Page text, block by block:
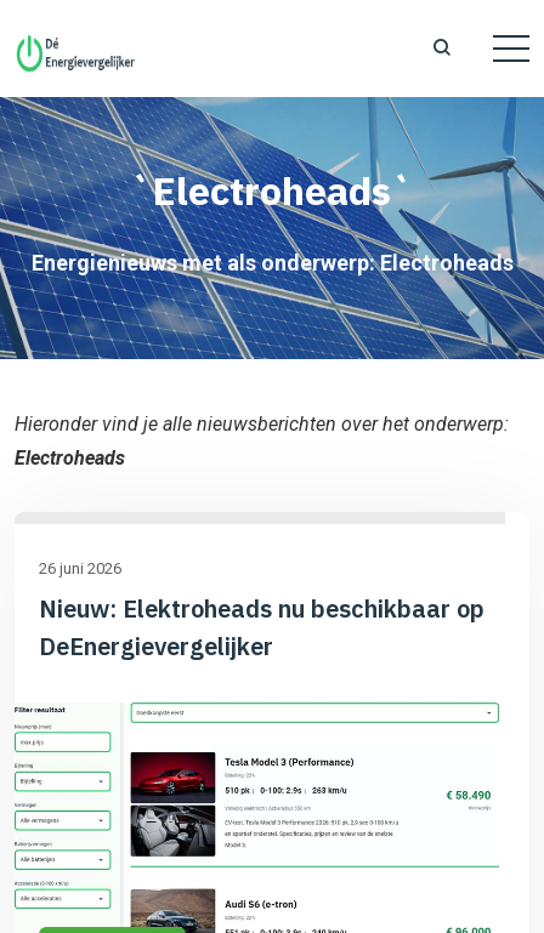
`Electroheads`
Energienieuws met als onderwerp: Electroheads
Hieronder vind je alle nieuwsberichten over het onderwerp:
Electroheads
26 juni 2026
Nieuw: Elektroheads nu beschikbaar op
DeEnergievergelijker